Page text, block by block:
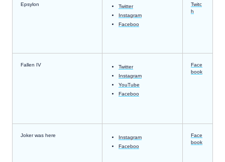
Epsylon
Twitter
Instagram
Faceboo
Twitc
h
Fallen IV
Twitter
Instagram
YouTube
Faceboo
Face
book
Joker was here
Instagram
Faceboo
Face
book